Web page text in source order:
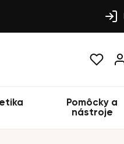
Pomôcky a
nástroje